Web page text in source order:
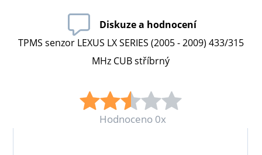
Diskuze a hodnocení
TPMS senzor LEXUS LX SERIES (2005 - 2009) 433/315
MHz CUB stříbrný
Hodnoceno 0x